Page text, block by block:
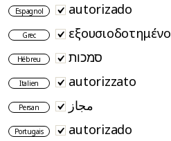
Espagnol autorizado
Grec εξουσιοδοτημένο
Hébreu סמכות
Italien autorizzato
Persan مجاز
Portugais autorizado